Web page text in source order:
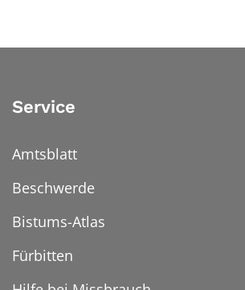
Service
Amtsblatt
Beschwerde
Bistums-Atlas
Fürbitten